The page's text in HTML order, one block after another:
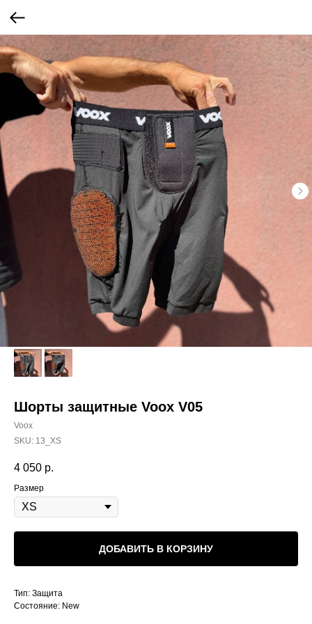
Шорты защитные Voox V05
Voox
SKU: 13_XS
4 050 р.
Размер
ДОБАВИТЬ В КОРЗИНУ
Тип: Защита
Состояние: New